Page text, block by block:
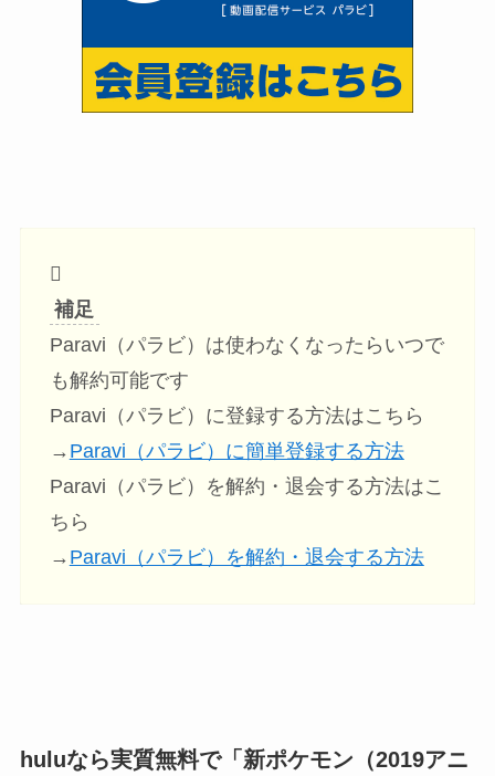
補足
Paravi（パラビ）は使わなくなったらいつで
も解約可能です
Paravi（パラビ）に登録する方法はこちら
→ Paravi（パラビ）に簡単登録する方法
Paravi（パラビ）を解約・退会する方法はこ
ちら
→ Paravi（パラビ）を解約・退会する方法
huluなら実質無料で「新ポケモン（2019アニ